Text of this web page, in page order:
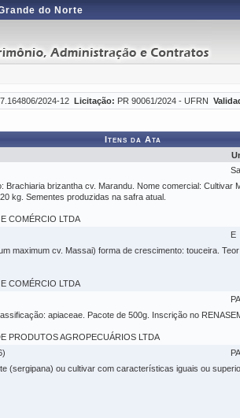
do Norte
2024-12 Licitação: PR 90061/2024 - UFRN
Itens da Ata
brizantha cv. Marandu. Nome comercial: Cultivar
kg. Sementes produzidas na safra atual.
COMÉRCIO LTDA
E
maximum cv. Massai) forma de crescimento: touceira.
COMÉRCIO LTDA
apiaceae. Pacote de 500g. Inscrição no
PRODUTOS AGROPECUÁRIOS LTDA
(sergipana) ou cultivar com características iguais ou